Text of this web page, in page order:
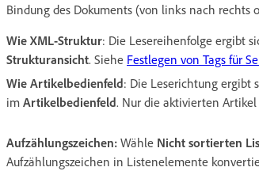
Bindung des Dokuments (von links nach rechts
Wie XML-Struktur: Die Lesereihenfolge ergibt
Strukturansicht. Siehe Festlegen von Tags für
Wie Artikelbedienfeld: Die Leserichtung ergibt
im Artikelbedienfeld. Nur die aktivierten
Aufzählungszeichen: Wähle Nicht sortierten
Aufzählungszeichen in Listenelemente